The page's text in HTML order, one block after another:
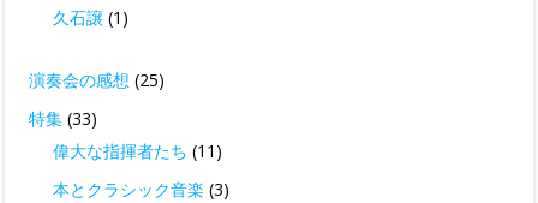
久石譲 (1)
演奏会の感想 (25)
特集 (33)
偉大な指揮者たち (11)
本とクラシック音楽 (3)